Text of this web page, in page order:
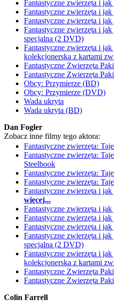
Fantastyczne zwierzęta i
Fantastyczne zwierzęta i
Fantastyczne zwierzęta i
Fantastyczne zwierzęta i
specjalna (2 DVD)
Fantastyczne zwierzęta i
kolekcjonerska z kartami
Fantastyczne Zwierzęta
Fantastyczne Zwierzęta
Obcy: Przymierze (BD)
Obcy: Przymierze (DVD)
Wada ukryta
Wada ukryta (BD)
Dan Fogler
Zobacz inne filmy tego aktora:
Fantastyczne zwierzęta:
Fantastyczne zwierzęta:
Steelbook
Fantastyczne zwierzęta:
Fantastyczne zwierzęta:
Fantastyczne zwierzęta i jak
więcej...
Fantastyczne zwierzęta i
Fantastyczne zwierzęta i
Fantastyczne zwierzęta i
Fantastyczne zwierzęta i
specjalna (2 DVD)
Fantastyczne zwierzęta i
kolekcjonerska z kartami
Fantastyczne Zwierzęta
Fantastyczne Zwierzęta
Colin Farrell